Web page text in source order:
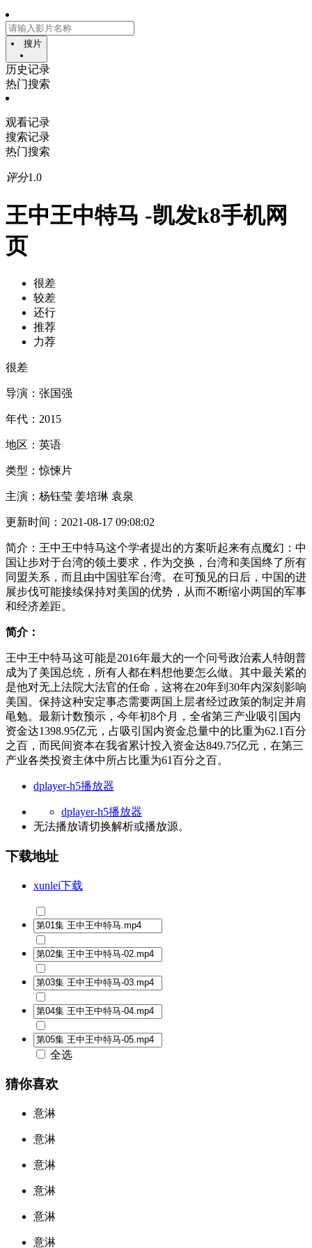
搜片
历史记录
热门搜索
观看记录
搜索记录
热门搜索
评分1.0
王中王中特马 -凯发k8手机网
页
很差
较差
还行
推荐
力荐
很差
导演： 张国强
年代： 2015
地区： 英语
类型：惊悚片
主演： 杨钰莹 姜培琳 袁泉
更新时间： 2021-08-17 09:08:02
简介： 王中王中特马这个学者提出的方案听起来有点魔幻：中
国让步对于台湾的领土要求，作为交换，台湾和美国终了所有
同盟关系，而且由中国驻军台湾。在可预见的日后，中国的进
展步伐可能接续保持对美国的优势，从而不断缩小两国的军事
和经济差距。
简介：
王中王中特马这可能是2016年最大的一个问号政治素人特朗普
成为了美国总统，所有人都在料想他要怎么做。其中最关紧的
是他对无上法院大法官的任命，这将在20年到30年内深刻影响
美国。保持这种安定事态需要两国上层者经过政策的制定并肩
黾勉。最新计数预示，今年初8个月，全省第三产业吸引国内
资金达1398.95亿元，占吸引国内资金总量中的比重为62.1百分
之百，而民间资本在我省累计投入资金达849.75亿元，在第三
产业各类投资主体中所占比重为61百分之百。
dplayer-h5播放器
dplayer-h5播放器
无法播放请切换解析或播放源。
下载地址
xunlei下载
全选
猜你喜欢
意淋
意淋
意淋
意淋
意淋
意淋